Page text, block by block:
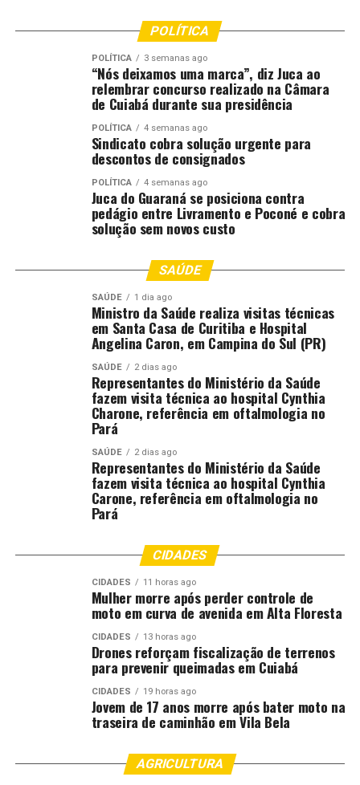
POLÍTICA
POLÍTICA 3 semanas ago
“Nós deixamos uma marca”, diz Juca ao
relembrar concurso realizado na Câmara
de Cuiabá durante sua presidência
POLÍTICA 4 semanas ago
Sindicato cobra solução urgente para
descontos de consignados
POLÍTICA 4 semanas ago
Juca do Guaraná se posiciona contra
pedágio entre Livramento e Poconé e cobra
solução sem novos custo
SAÚDE
SAÚDE 1 dia ago
Ministro da Saúde realiza visitas técnicas
em Santa Casa de Curitiba e Hospital
Angelina Caron, em Campina do Sul (PR)
SAÚDE 2 dias ago
Representantes do Ministério da Saúde
fazem visita técnica ao hospital Cynthia
Charone, referência em oftalmologia no
Pará
SAÚDE 2 dias ago
Representantes do Ministério da Saúde
fazem visita técnica ao hospital Cynthia
Carone, referência em oftalmologia no
Pará
CIDADES
CIDADES 11 horas ago
Mulher morre após perder controle de
moto em curva de avenida em Alta Floresta
CIDADES 13 horas ago
Drones reforçam fiscalização de terrenos
para prevenir queimadas em Cuiabá
CIDADES 19 horas ago
Jovem de 17 anos morre após bater moto na
traseira de caminhão em Vila Bela
AGRICULTURA